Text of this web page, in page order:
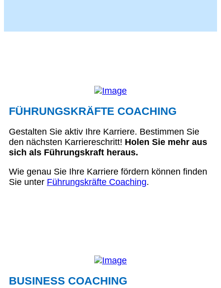
FÜHRUNGSKRÄFTE COACHING
Gestalten Sie aktiv Ihre Karriere. Bestimmen Sie
den nächsten Karriereschritt! Holen Sie mehr aus
sich als Führungskraft heraus.
Wie genau Sie Ihre Karriere fördern können finden
Sie unter Führungskräfte Coaching.
BUSINESS COACHING